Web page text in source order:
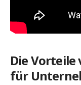
Die Vorteile
für